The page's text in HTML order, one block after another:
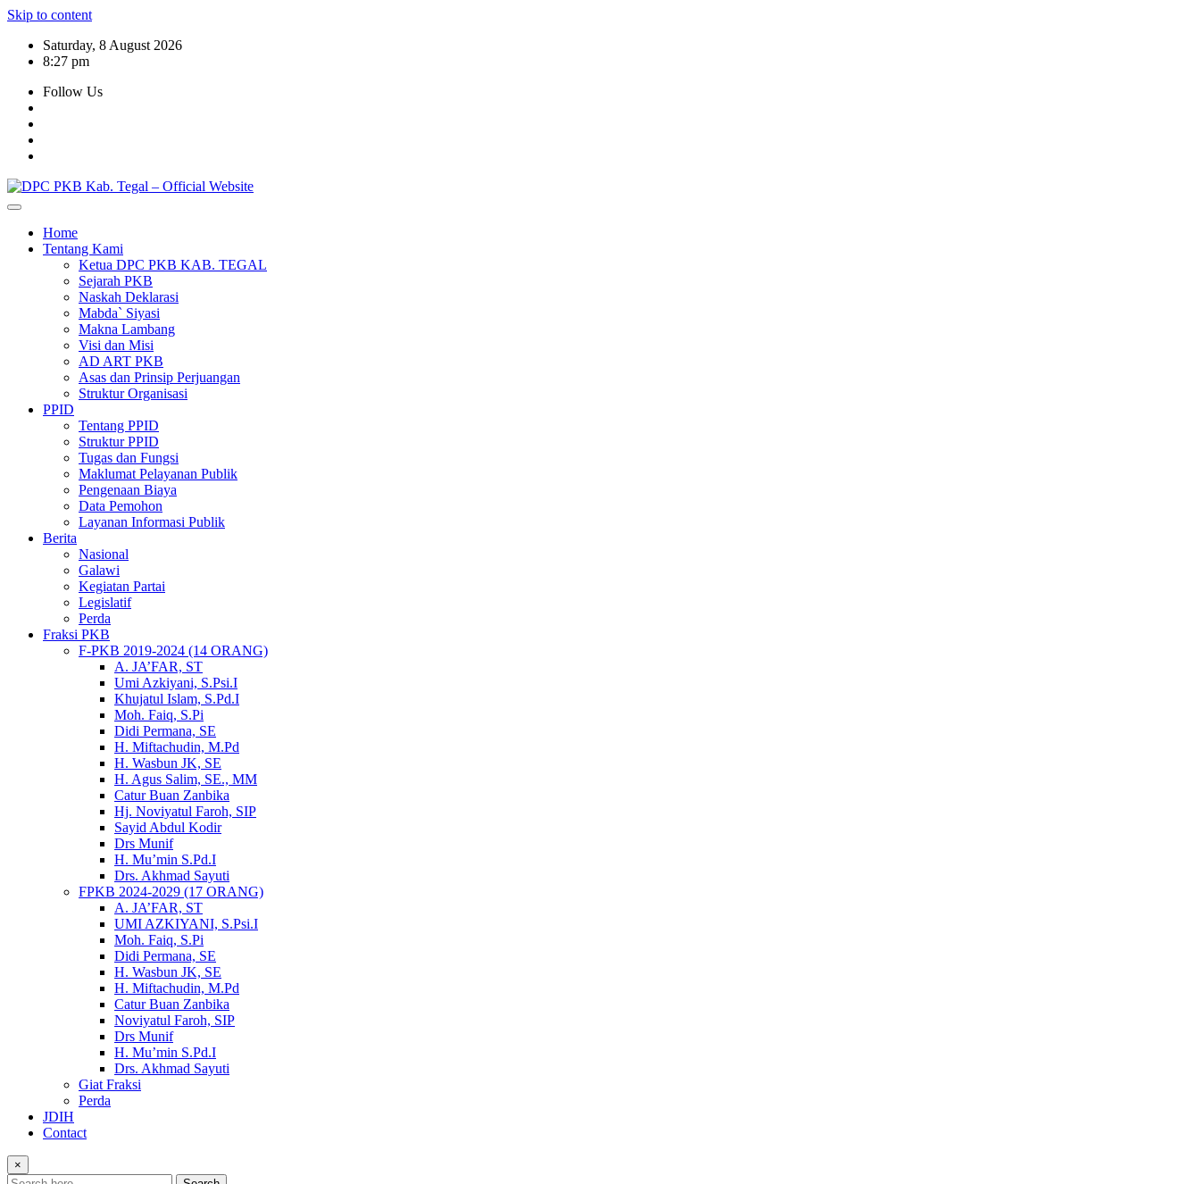
Skip to content
Saturday, 8 August 2026
8:27 pm
Follow Us
Home
Tentang Kami
Ketua DPC PKB KAB. TEGAL
Sejarah PKB
Naskah Deklarasi
Mabda` Siyasi
Makna Lambang
Visi dan Misi
AD ART PKB
Asas dan Prinsip Perjuangan
Struktur Organisasi
PPID
Tentang PPID
Struktur PPID
Tugas dan Fungsi
Maklumat Pelayanan Publik
Pengenaan Biaya
Data Pemohon
Layanan Informasi Publik
Berita
Nasional
Galawi
Kegiatan Partai
Legislatif
Perda
Fraksi PKB
F-PKB 2019-2024 (14 ORANG)
A. JA’FAR, ST
Umi Azkiyani, S.Psi.I
Khujatul Islam, S.Pd.I
Moh. Faiq, S.Pi
Didi Permana, SE
H. Miftachudin, M.Pd
H. Wasbun JK, SE
H. Agus Salim, SE., MM
Catur Buan Zanbika
Hj. Noviyatul Faroh, SIP
Sayid Abdul Kodir
Drs Munif
H. Mu’min S.Pd.I
Drs. Akhmad Sayuti
FPKB 2024-2029 (17 ORANG)
A. JA’FAR, ST
UMI AZKIYANI, S.Psi.I
Moh. Faiq, S.Pi
Didi Permana, SE
H. Wasbun JK, SE
H. Miftachudin, M.Pd
Catur Buan Zanbika
Noviyatul Faroh, SIP
Drs Munif
H. Mu’min S.Pd.I
Drs. Akhmad Sayuti
Giat Fraksi
Perda
JDIH
Contact
×